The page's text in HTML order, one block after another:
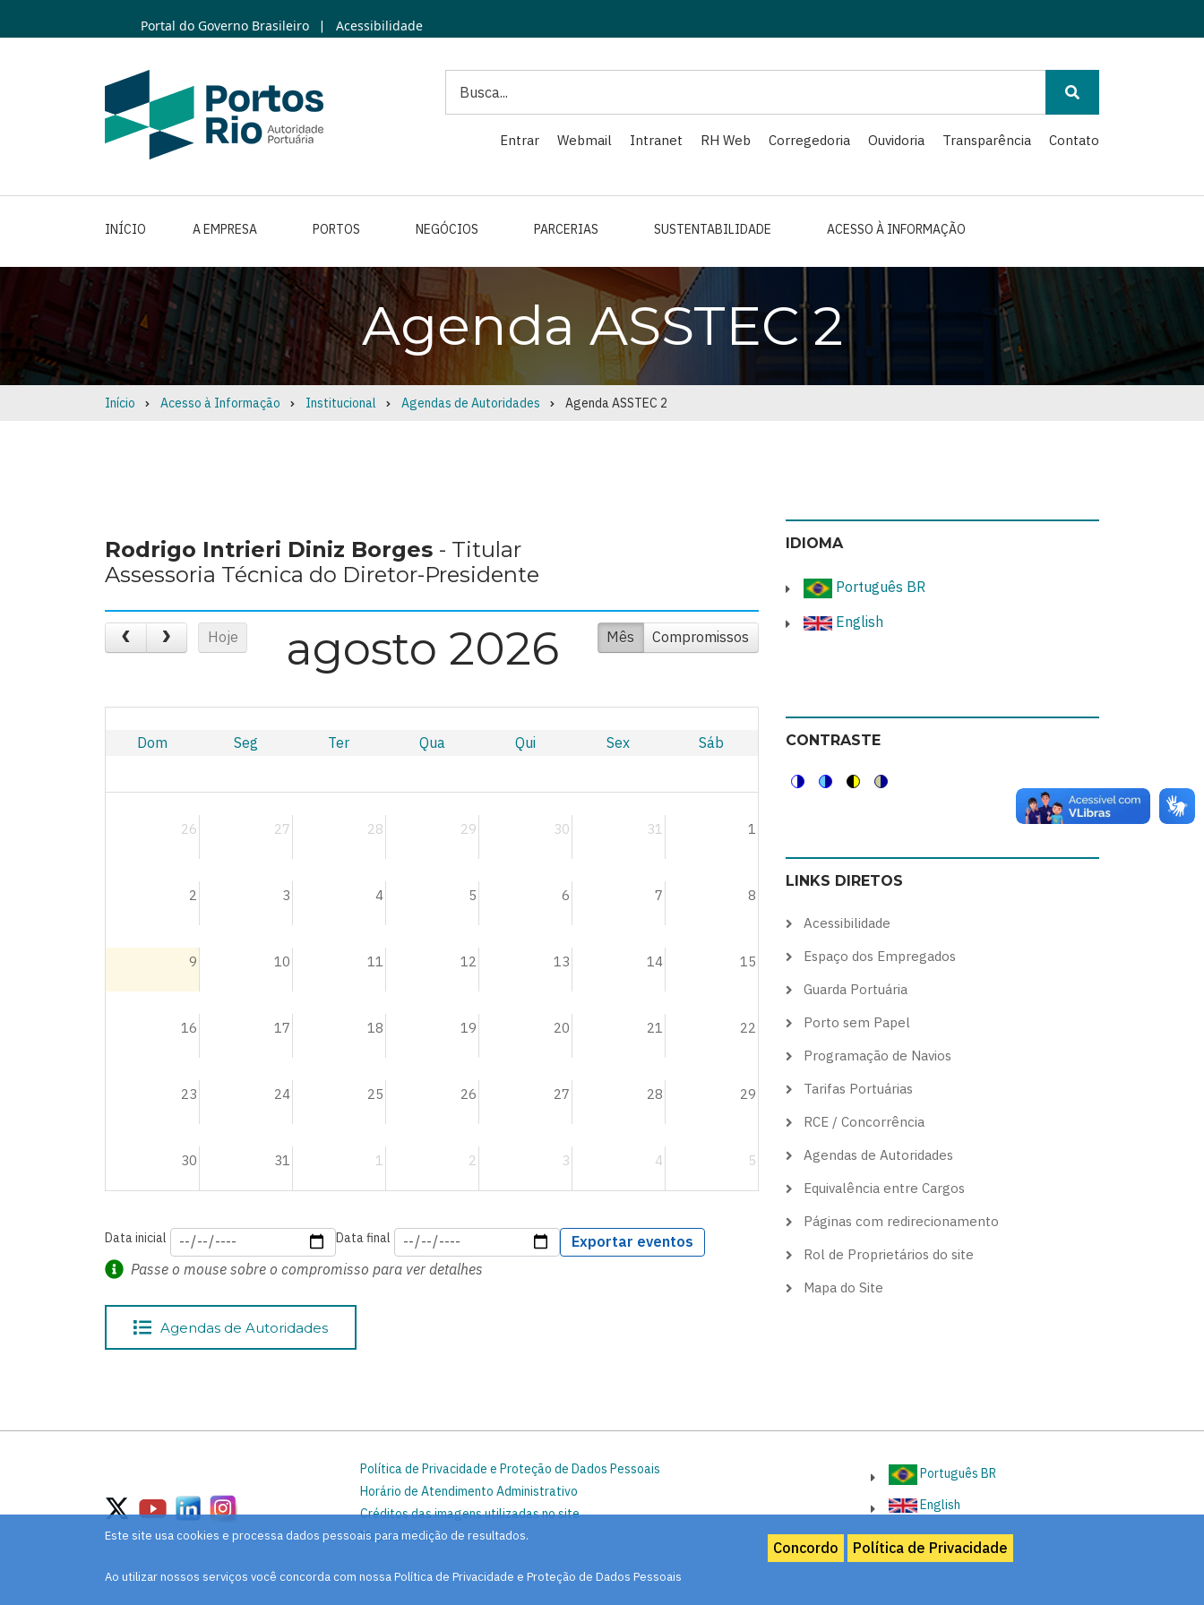
to
Portal do Governo Brasileiro | Acessibilidade
Entrar Webmail Intranet RH Web Corregedoria Ouvidoria Transparência Contato
INÍCIO A EMPRESA PORTOS NEGÓCIOS PARCERIAS SUSTENTABILIDADE ACESSO À INFORMAÇÃO
Agenda ASSTEC 2
Início Acesso à Informação Institucional Agendas de Autoridades Agenda ASSTEC 2
Rodrigo Intrieri Diniz Borges - Titular
Assessoria Técnica do Diretor-Presidente
Hoje Mês Compromissos
agosto 2026
Dom Seg Ter Qua Qui Sex Sáb
26 27 28 29 30 31 1
2 3 4 5 6 7 8
9 10 11 12 13 14 15
16 17 18 19 20 21 22
23 24 25 26 27 28 29
30 31 1 2 3 4 5
Data inicial Data final
Exportar eventos
Passe o mouse sobre o compromisso para ver detalhes
Agendas de Autoridades
IDIOMA
Português BR
English
CONTRASTE
color
theme
blue
theme
high
visibility
soft
theme
LINKS DIRETOS
Acessibilidade
Espaço dos Empregados
Guarda Portuária
Porto sem Papel
Programação de Navios
Tarifas Portuárias
RCE / Concorrência
Agendas de Autoridades
Equivalência entre Cargos
Páginas com redirecionamento
Rol de Proprietários do site
Mapa do Site
Política de Privacidade e Proteção de Dados Pessoais
Horário de Atendimento Administrativo
Créditos das imagens utilizadas no site
Mapa do Site
Português BR
English
Este site usa cookies e processa dados pessoais para medição de resultados.
Ao utilizar nossos serviços você concorda com nossa Política de Privacidade e Proteção de Dados Pessoais
Concordo Política de Privacidade